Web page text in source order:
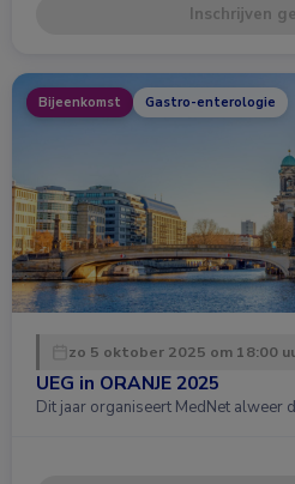
Inschrijven
Bijeenkomst Gastro-enterologie
zo 5 oktober 2025 om 18:00
UEG in ORANJE 2025
Dit jaar organiseert MedNet alweer